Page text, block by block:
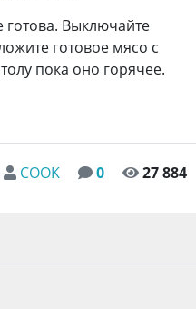
готова. Выключайте
готовое мясо с
пока оно горячее.
COOK 0 27 884